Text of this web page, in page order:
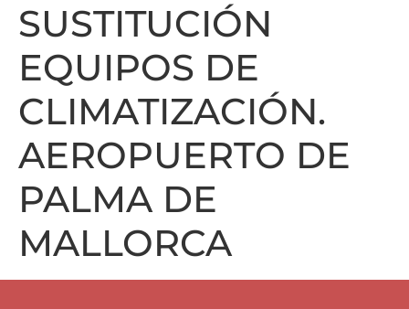
SUSTITUCIÓN
EQUIPOS DE
CLIMATIZACIÓN.
AEROPUERTO DE
PALMA DE
MALLORCA